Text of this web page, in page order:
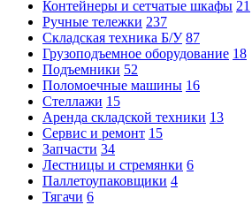
Контейнеры и сетчатые шкафы 21
Ручные тележки 237
Складская техника Б/У 87
Грузоподъемное оборудование 18
Подъемники 52
Поломоечные машины 16
Стеллажи 15
Аренда складской техники 13
Сервис и ремонт 15
Запчасти 34
Лестницы и стремянки 6
Паллетоупаковщики 4
Тягачи 6